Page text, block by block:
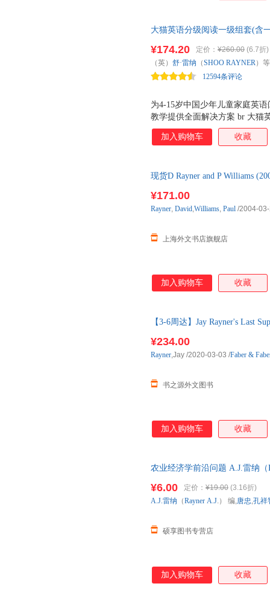
容，习惯特点。 br 画面精美，
助低学段学生阅读，中高级别
阅读至纯文字阅读的过渡。 br
大猫英语分级阅读一级组套(含
标话题，主题丰富，故事百科
面解决方案。
为4-15岁中国少年儿童家庭英
教学提供全面解决方案 br 大猫
外研社强强联手打造。 br 为*
研制 实验用书。 br 由英国分
课程标准》话题，符合各年龄
画面精美，充满想象的绘图及
学生的表达冲动。低级别以绘
¥174.20 定价： ¥260.00 (6.7折)
12594条评论
（英） 舒·雷纳 （SHOO RAYNER）
加入购物车 收藏
现货D Rayner and P Williams
¥171.00
上海外文书店旗舰店
Rayner, David,Williams, Paul /2004-
加入购物车 收藏
【3-6周达】Jay Rayner's Last
¥234.00
书之源外文图书
Rayner,Jay /2020-03-03 /Faber &
加入购物车 收藏
农业经济学前沿问题 A.J.雷纳
¥6.00 定价： ¥19.00 (3.16折)
硕享图书专营店
A.J.雷纳 （Rayner A.J.） 编,唐忠,孔祥
加入购物车 收藏